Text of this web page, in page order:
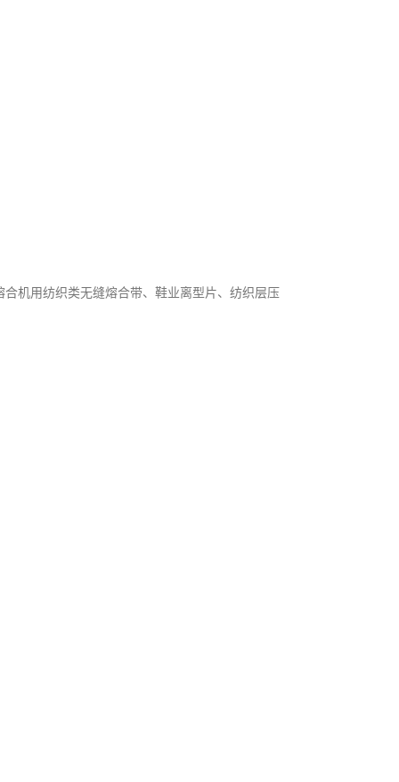
机用纺织类无缝熔合带、鞋业离型片、纺织层压